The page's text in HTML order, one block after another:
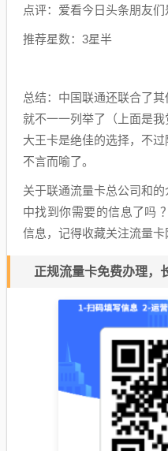
点评：爱看今日头条朋友们
推荐星数：3星半
总结：中国联通还联合了
就不一一列举了（上面是我
大王卡是绝佳的选择，不过
不言而喻了。
关于联通流量卡总公司和
中找到你需要的信息了吗
信息，记得收藏关注流量卡
正规流量卡免费办理，